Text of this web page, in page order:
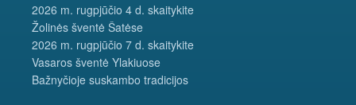
2026 m. rugpjūčio 4 d. skaitykite
Žolinės šventė Šatėse
2026 m. rugpjūčio 7 d. skaitykite
Vasaros šventė Ylakiuose
Bažnyčioje suskambo tradicijos